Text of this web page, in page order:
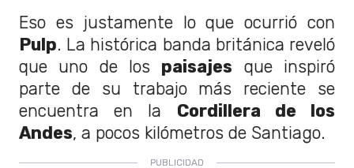
Eso es justamente lo que ocurrió con
Pulp. La histórica banda británica reveló
que uno de los paisajes que inspiró
parte de su trabajo más reciente se
encuentra en la Cordillera de los
Andes, a pocos kilómetros de Santiago.